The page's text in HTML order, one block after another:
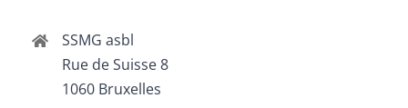
SSMG asbl
Rue de Suisse 8
1060 Bruxelles